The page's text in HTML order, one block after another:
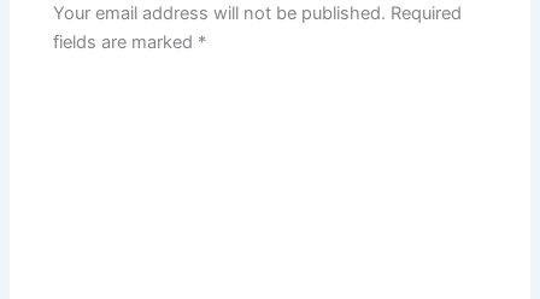
Your email address will not be published. Required
fields are marked *